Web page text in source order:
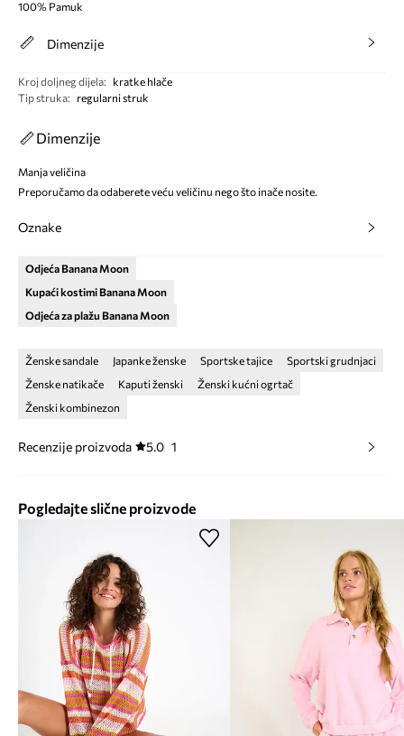
100% Pamuk
Dimenzije
Kroj doljneg dijela:
kratke hlače
Tip struka: regularni struk
Dimenzije
Manja veličina
Preporučamo da odaberete veću veličinu nego što inače nosite.
Oznake
Odjeća Banana Moon
Kupaći kostimi Banana Moon
Odjeća za plažu Banana Moon
Ženske sandale Japanke ženske Sportske tajice
Sportski grudnjaci
Ženske natikače
Kaputi ženski
Ženski kućni ogrtač
Ženski kombinezon
Recenzije proizvoda 5.0 1
Pogledajte slične proizvode